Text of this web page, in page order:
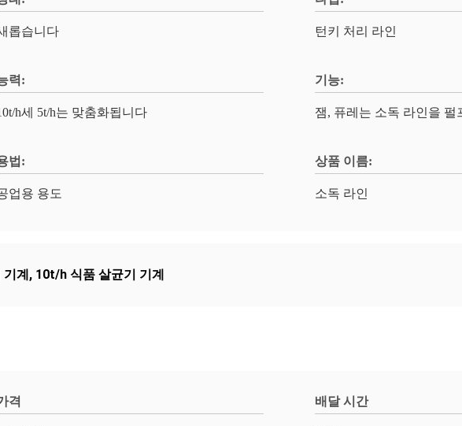
롭습니다 턴키 처리 라인
력:
h세 5t/h는 맞춤화됩니다
기능:
잼, 퓨레는 소독 라인을 펄
법:
업용 용도
상품 이름:
소독 라인
기계, 10t/h 식품 살균기 기계
격 배달 시간